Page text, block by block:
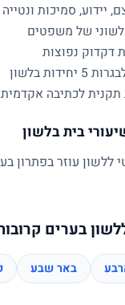
יידוע, סמיכות ונטייה
לשוני של משפטים
דקדוק נפוצות
בלשון
תקנית לכתיבה אקדמית
בית בלשון
ללשון עוזר בפתרון
בערים
באר שבע